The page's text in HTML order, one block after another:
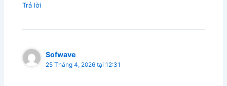
Trả lời
Sofwave
25 Tháng 4, 2026 tại 12:31